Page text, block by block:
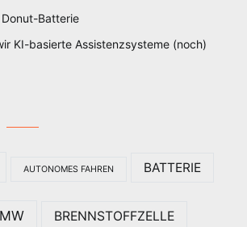
Batterie
KI-basierte Assistenzsysteme (noch)
AUTONOMES FAHREN BATTERIE
BRENNSTOFFZELLE